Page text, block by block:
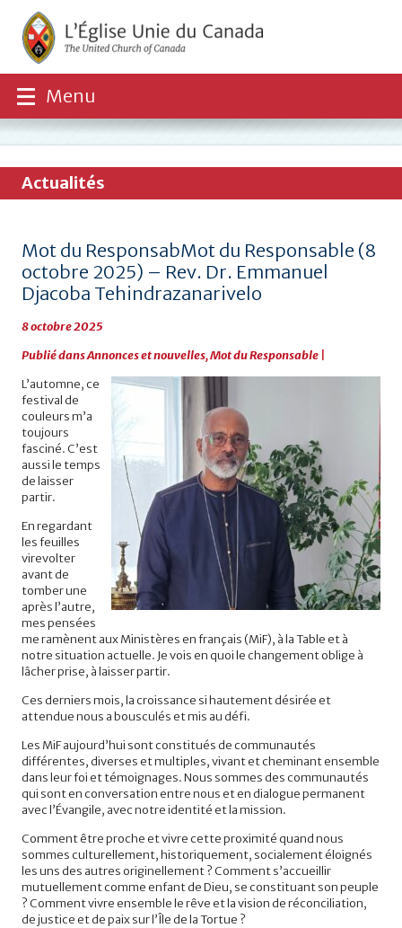
Menu
Actualités
Mot du ResponsabMot du Responsable (8
octobre 2025) – Rev. Dr. Emmanuel
Djacoba Tehindrazanarivelo
8 octobre 2025
Publié dansAnnonces et nouvelles,Mot du Responsable
L’automne, ce
festival de
couleurs m’a
toujours
fasciné. C’est
aussi le temps
de laisser
partir.
En regardant
les feuilles
virevolter
avant de
tomber une
après l’autre,
mes pensées
me ramènent aux Ministères en français (MiF), à la Table et à
notre situation actuelle. Je vois en quoi le changement oblige à
lâcher prise, à laisser partir.
Ces derniers mois, la croissance si hautement désirée et
attendue nous a bousculés et mis au défi.
Les MiF aujourd’hui sont constitués de communautés
différentes, diverses et multiples, vivant et cheminant ensemble
dans leur foi et témoignages. Nous sommes des communautés
qui sont en conversation entre nous et en dialogue permanent
avec l’Évangile, avec notre identité et la mission.
Comment être proche et vivre cette proximité quand nous
sommes culturellement, historiquement, socialement éloignés
les uns des autres originellement ? Comment s’accueillir
mutuellement comme enfant de Dieu, se constituant son peuple
? Comment vivre ensemble le rêve et la vision de réconciliation,
de justice et de paix sur l’Île de la Tortue ?